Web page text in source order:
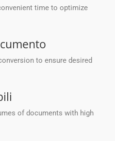
time to optimize
to ensure desired
of documents with high